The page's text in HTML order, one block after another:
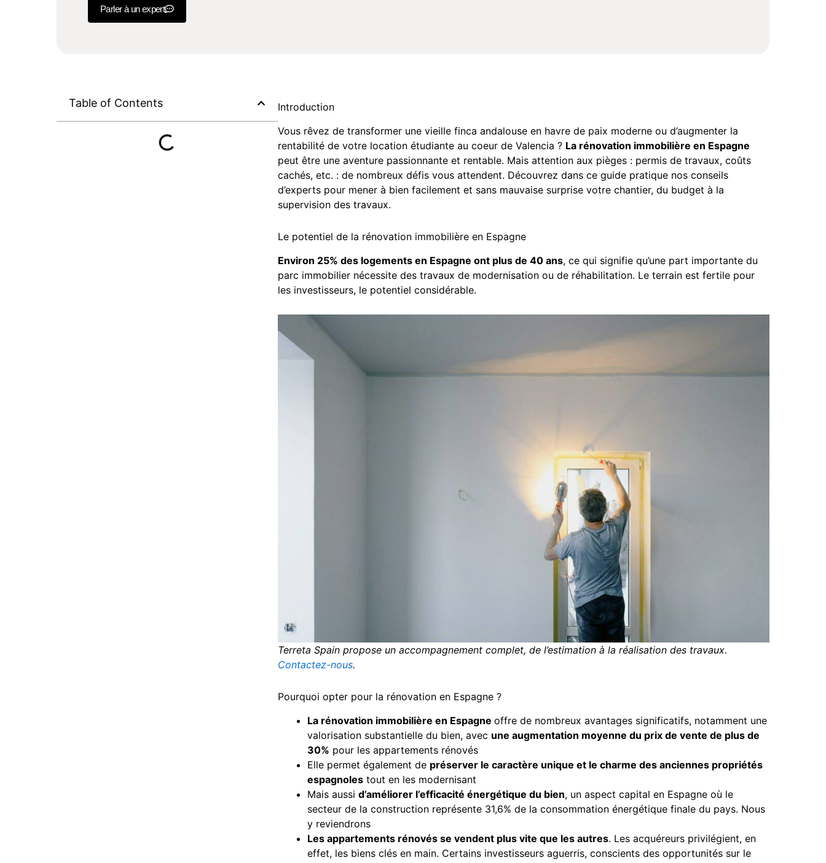
Parler à un expert
Table of Contents
Introduction
Vous rêvez de transformer une vieille finca andalouse en havre de paix moderne ou d’augmenter la
rentabilité de votre location étudiante au coeur de Valencia ? La rénovation immobilière en Espagne
peut être une aventure passionnante et rentable. Mais attention aux pièges : permis de travaux, coûts
cachés, etc. : de nombreux défis vous attendent. Découvrez dans ce guide pratique nos conseils
d’experts pour mener à bien facilement et sans mauvaise surprise votre chantier, du budget à la
supervision des travaux.
Le potentiel de la rénovation immobilière en Espagne
Environ 25% des logements en Espagne ont plus de 40 ans, ce qui signifie qu’une part importante du
parc immobilier nécessite des travaux de modernisation ou de réhabilitation. Le terrain est fertile pour
les investisseurs, le potentiel considérable.
Terreta Spain propose un accompagnement complet, de l’estimation à la réalisation des travaux.
Contactez-nous.
Pourquoi opter pour la rénovation en Espagne ?
La rénovation immobilière en Espagne offre de nombreux avantages significatifs, notamment une
valorisation substantielle du bien, avec une augmentation moyenne du prix de vente de plus de
30% pour les appartements rénovés
Elle permet également de préserver le caractère unique et le charme des anciennes propriétés
espagnoles tout en les modernisant
Mais aussi d’améliorer l’efficacité énergétique du bien, un aspect capital en Espagne où le
secteur de la construction représente 31,6% de la consommation énergétique finale du pays. Nous
y reviendrons
Les appartements rénovés se vendent plus vite que les autres. Les acquéreurs privilégient, en
effet, les biens clés en main. Certains investisseurs aguerris, conscients des opportunités sur le